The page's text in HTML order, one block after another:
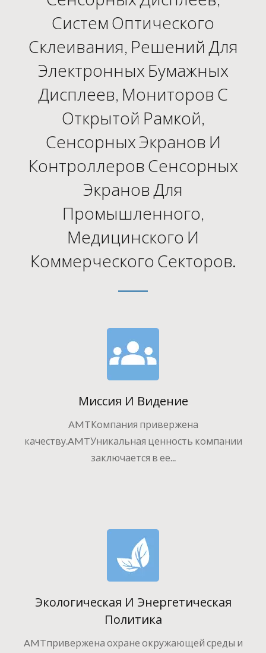
Систем Оптического
Склеивания, Решений Для
Электронных Бумажных
Дисплеев, Мониторов С
Открытой Рамкой,
Сенсорных Экранов И
Контроллеров Сенсорных
Экранов Для
Промышленного,
Медицинского И
Коммерческого Секторов.
Миссия И Видение
AMTКомпания привержена
качеству.AMTУникальная ценность компании
заключается в ее...
Экологическая И Энергетическая
Политика
AMTпривержена охране окружающей среды и